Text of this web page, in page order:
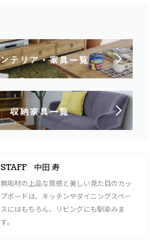
STAFF 中田 寿
無垢材の上品な質感と美しい見た目のカッ
プボードは、キッチンやダイニングスペー
スにはもちろん、リビングにも馴染みま
す。